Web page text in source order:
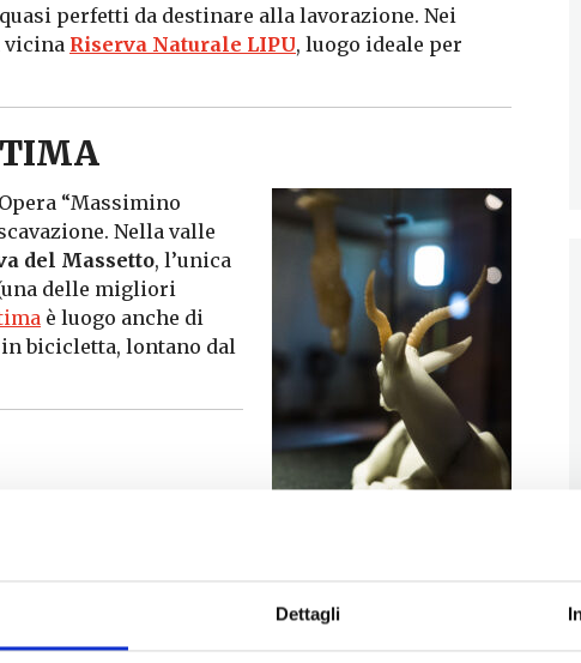
Dettagli
perfetti da destinare alla lavorazione. Nei
vicina Riserva Naturale LIPU, luogo ideale per
“Massimino
Nella valle
del Massetto, l’unica
delle migliori
è luogo anche di
bicicletta, lontano dal
della
che dagli
è strettamente legato
fortuna economica del mercante di
anche il set del film diLuchino Visconti“Vaghe